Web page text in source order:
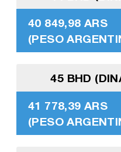
40 849,98 ARS
(PESO
45 BHD
41 778,39 ARS
(PESO